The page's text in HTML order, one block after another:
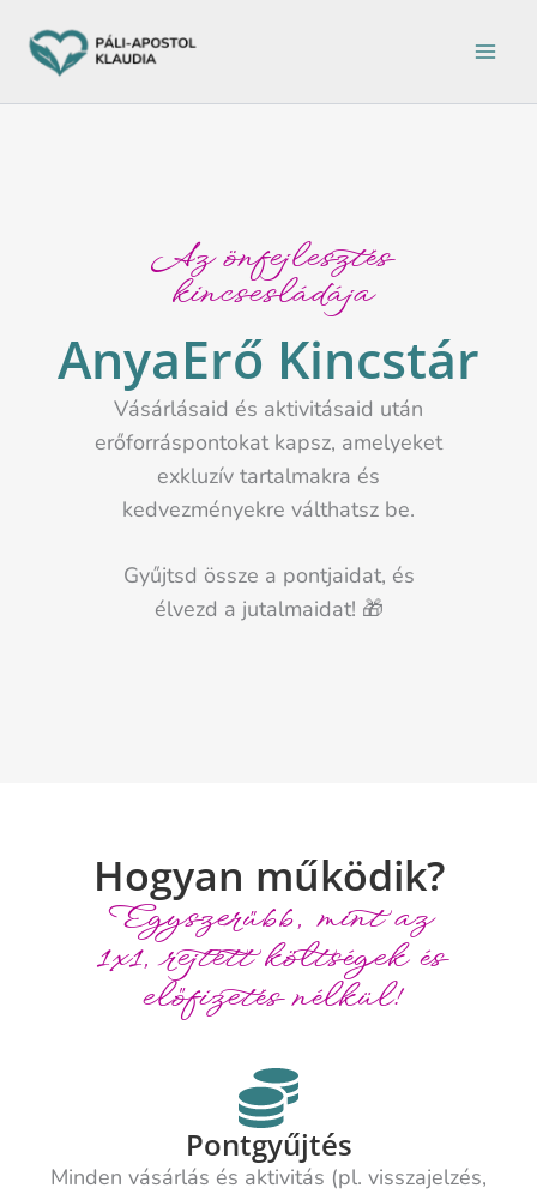
Az önfejlesztés
kincsesládája
AnyaErő Kincstár
Vásárlásaid és aktivitásaid után
erőforráspontokat kapsz, amelyeket
exkluzív tartalmakra és
kedvezményekre válthatsz be.
Gyűjtsd össze a pontjaidat, és
élvezd a jutalmaidat! 🎁
Hogyan működik?
Egyszerűbb, mint az
1x1, rejtett költségek és
előfizetés nélkül!
Pontgyűjtés
Minden vásárlás és aktivitás (pl. visszajelzés,